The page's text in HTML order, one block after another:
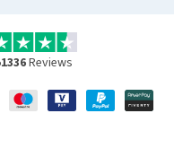
Reviews